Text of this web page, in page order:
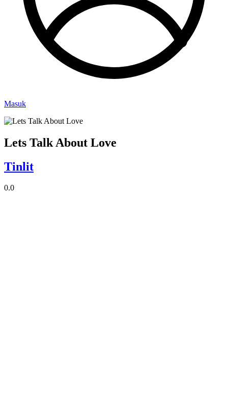
Masuk
Lets Talk About Love
Tinlit
0.0